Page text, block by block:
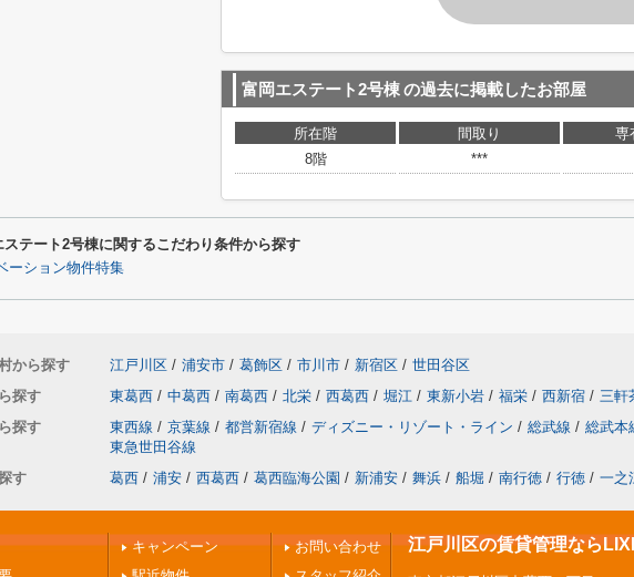
富岡エステート2号棟の過去に掲載したお部屋
所在階 間取り 専
8階
***
ステート2号棟に関するこだわり条件から探す
ーション物件特集
から探す 江戸川区 / 浦安市 / 葛飾区 / 市川市 / 新宿区 / 世田谷区
探す
東葛西 / 中葛西 / 南葛西 / 北栄 / 西葛西 / 堀江 / 東新小岩 / 福栄 / 西新宿 / 三軒
探す
東西線 / 京葉線 / 都営新宿線 / ディズニー・リゾート・ライン / 総武線 / 総武本
東急世田谷線
す
葛西 / 浦安 / 西葛西 / 葛西臨海公園 / 新浦安 / 舞浜 / 船堀 / 南行徳 / 行徳 / 一之
キャンペーン
お問い合わせ
江戸川区の賃貸管理なら